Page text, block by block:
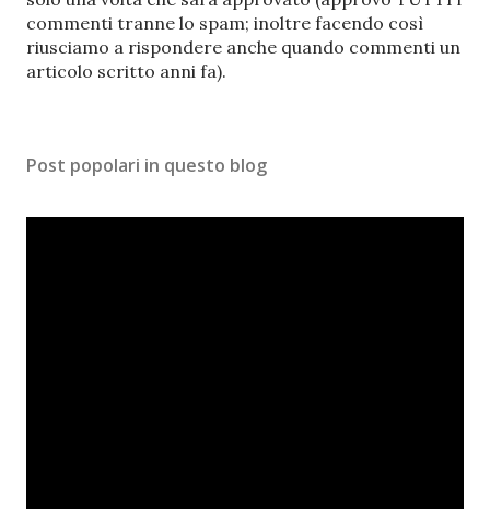
a
u
n
m
n
commenti tranne lo spam; inoltre facendo così
riusciamo a rispondere anche quando commenti un
articolo scritto anni fa).
Post popolari in questo blog